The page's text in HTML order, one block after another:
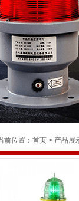
前位置： 首页 > 产品展